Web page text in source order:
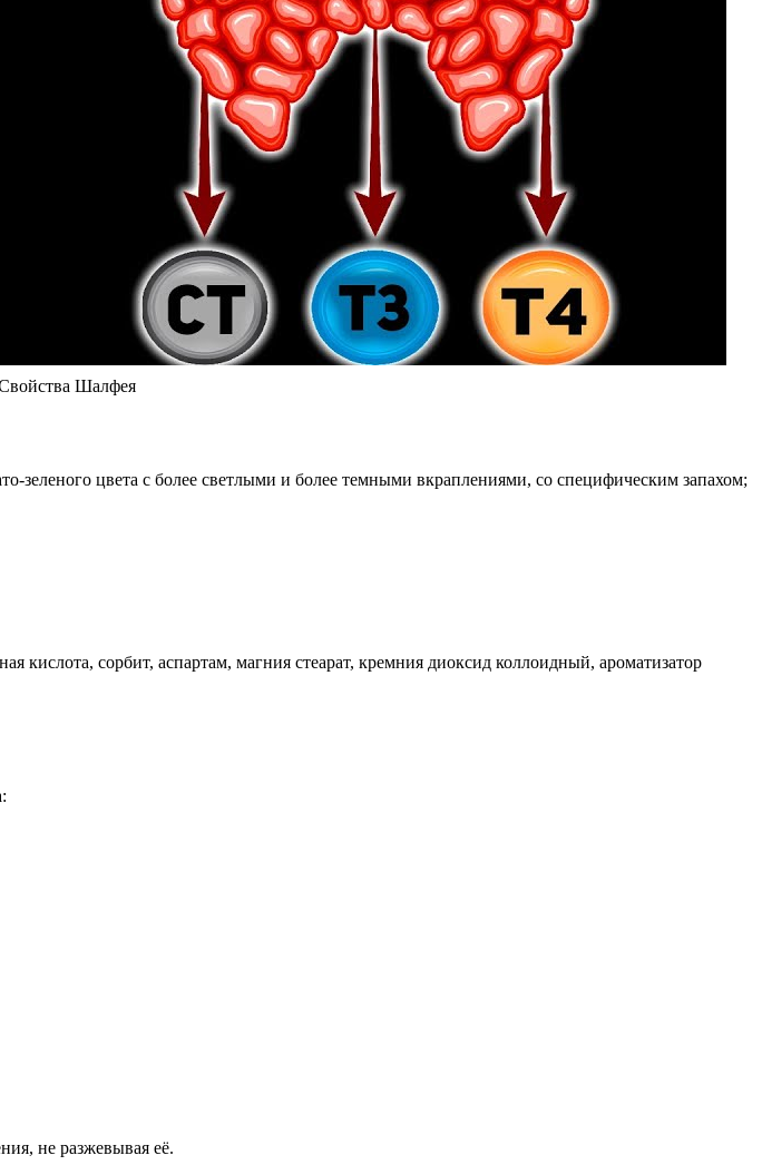
Шалфея
зеленого цвета с более светлыми и более темными вкраплениями, со специфическим запахом;
кислота, сорбит, аспартам, магния стеарат, кремния диоксид коллоидный, ароматизатор
не разжевывая её.